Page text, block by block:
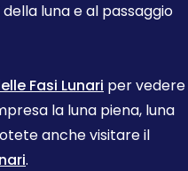
luna e al passaggio
Fasi Lunari per vedere
la luna piena, luna
anche visitare il
.